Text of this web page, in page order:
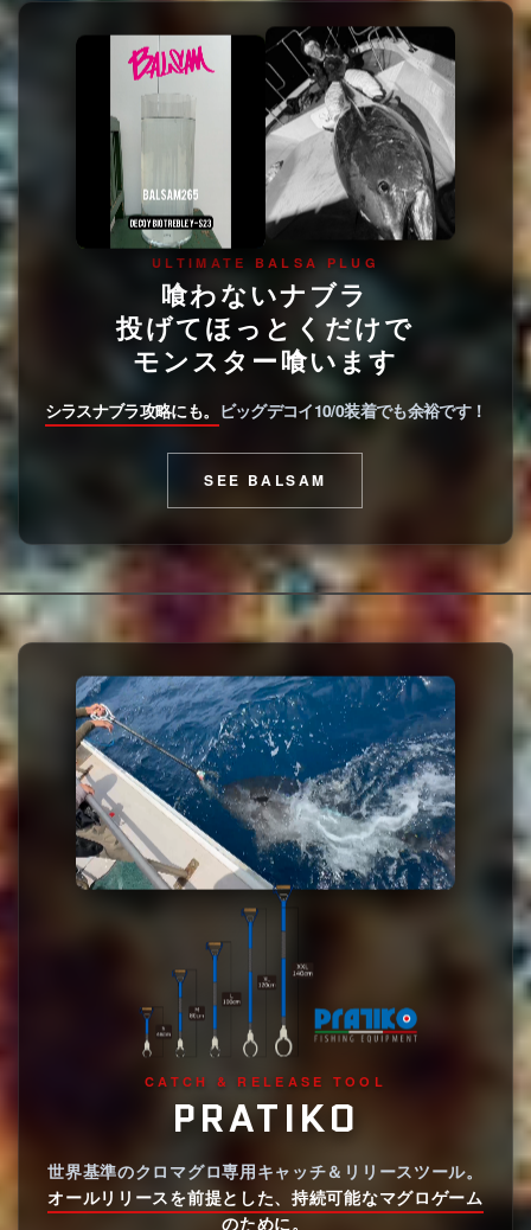
ULTIMATE BALSA PLUG
喰わないナブラ
投げてほっとくだけで
モンスター喰います
シラスナブラ攻略にも。 ビッグデコイ10/0装着でも余裕です！
SEE BALSAM
CATCH & RELEASE TOOL
PRATIKO
世界基準のクロマグロ専用キャッチ＆リリースツール。
オールリリースを前提とした、持続可能なマグロゲーム
のために。